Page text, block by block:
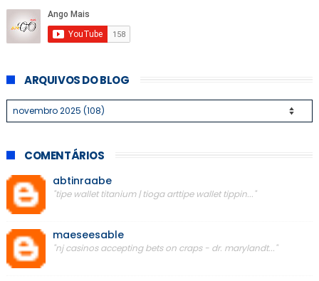
ARQUIVOS DO BLOG
COMENTÁRIOS
abtinraabe
"tipe wallet titanium | tioga arttipe wallet tippin..."
maeseesable
"nj casinos accepting bets on craps - dr. marylandt..."